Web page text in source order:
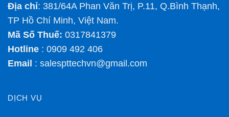
Địa chỉ: 381/64A Phan Văn Trị, P.11, Q.Bình Thạnh,
TP Hồ Chí Minh, Việt Nam.
Mã Số Thuế: 0317841379
Hotline : 0909 492 406
Email : salespttechvn@gmail.com
DỊCH VỤ